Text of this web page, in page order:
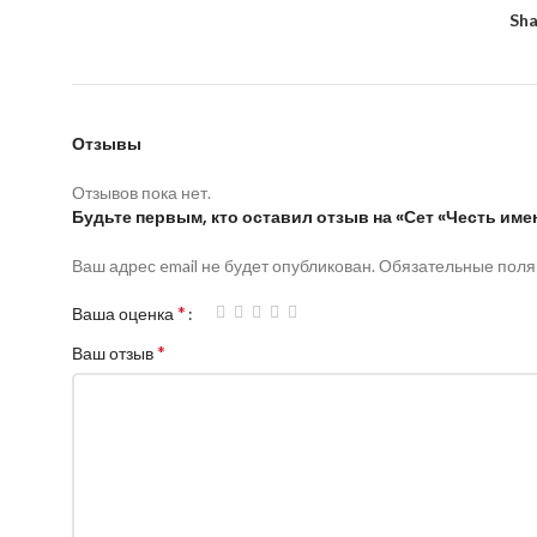
Отзывы
Отзывов пока нет.
Будьте первым, кто оставил отзыв на «Сет «Честь
Ваш адрес email не будет опубликован. Обязательные
Ваша оценка *
Ваш отзыв*